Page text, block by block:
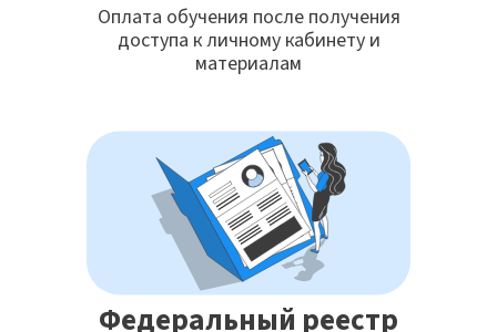
Оплата обучения после получения
доступа к личному кабинету и
материалам
Федеральный реестр